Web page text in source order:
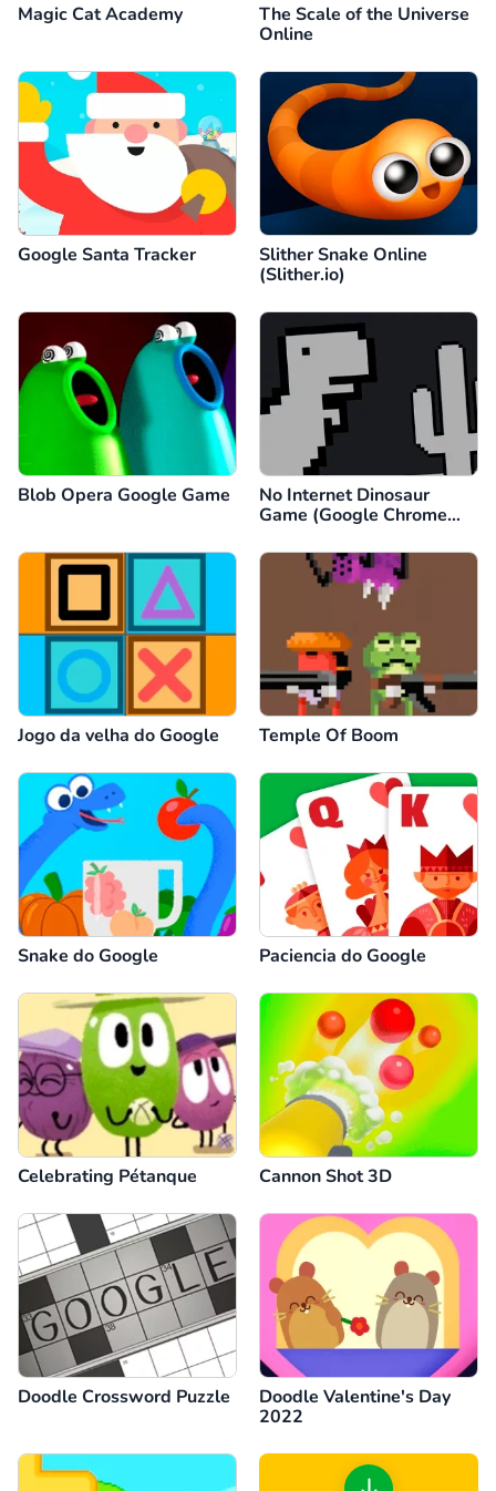
Magic Cat Academy
The Scale of the Universe
Online
Google Santa Tracker
Slither Snake Online
(Slither.io)
Blob Opera Google Game
No Internet Dinosaur
Game (Google Chrome
Jogo da velha do Google Temple Of Boom
Snake do Google Paciencia do Google
Celebrating Pétanque Cannon Shot 3D
Doodle Crossword Puzzle
Doodle Valentine's Day
2022